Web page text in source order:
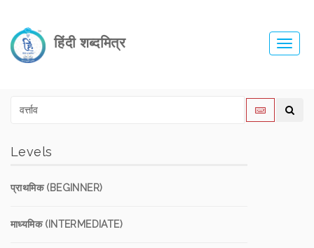
हिंदी शब्दमित्र
Levels
प्राथमिक (BEGINNER)
माध्यमिक (INTERMEDIATE)